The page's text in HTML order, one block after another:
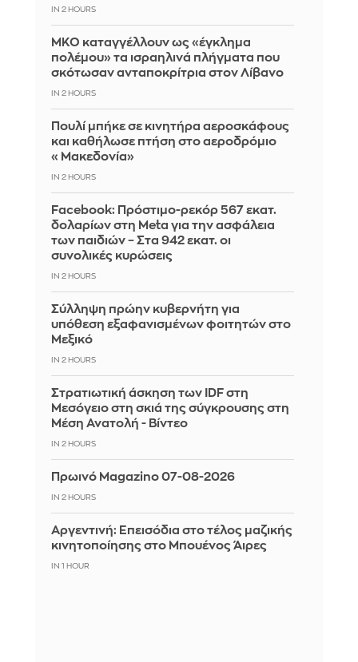
IN 2 HOURS
ΜΚΟ καταγγέλλουν ως «έγκλημα
πολέμου» τα ισραηλινά πλήγματα που
σκότωσαν ανταποκρίτρια στον Λίβανο
IN 2 HOURS
Πουλί μπήκε σε κινητήρα αεροσκάφους
και καθήλωσε πτήση στο αεροδρόμιο
«Μακεδονία»
IN 2 HOURS
Facebook: Πρόστιμο-ρεκόρ 567 εκατ.
δολαρίων στη Meta για την ασφάλεια
των παιδιών – Στα 942 εκατ. οι
συνολικές κυρώσεις
IN 2 HOURS
Σύλληψη πρώην κυβερνήτη για
υπόθεση εξαφανισμένων φοιτητών στο
Μεξικό
IN 2 HOURS
Στρατιωτική άσκηση των IDF στη
Μεσόγειο στη σκιά της σύγκρουσης στη
Μέση Ανατολή - Βίντεο
IN 2 HOURS
Πρωινό Magazino 07-08-2026
IN 2 HOURS
Αργεντινή: Επεισόδια στο τέλος μαζικής
κινητοποίησης στο Μπουένος Άιρες
IN 1 HOUR